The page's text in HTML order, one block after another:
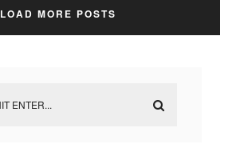
LOAD MORE POSTS